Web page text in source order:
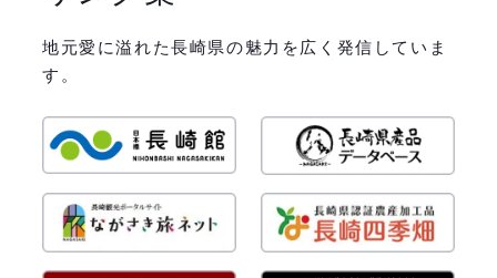
地元愛に溢れた長崎県の魅力を広く発信していま
す。